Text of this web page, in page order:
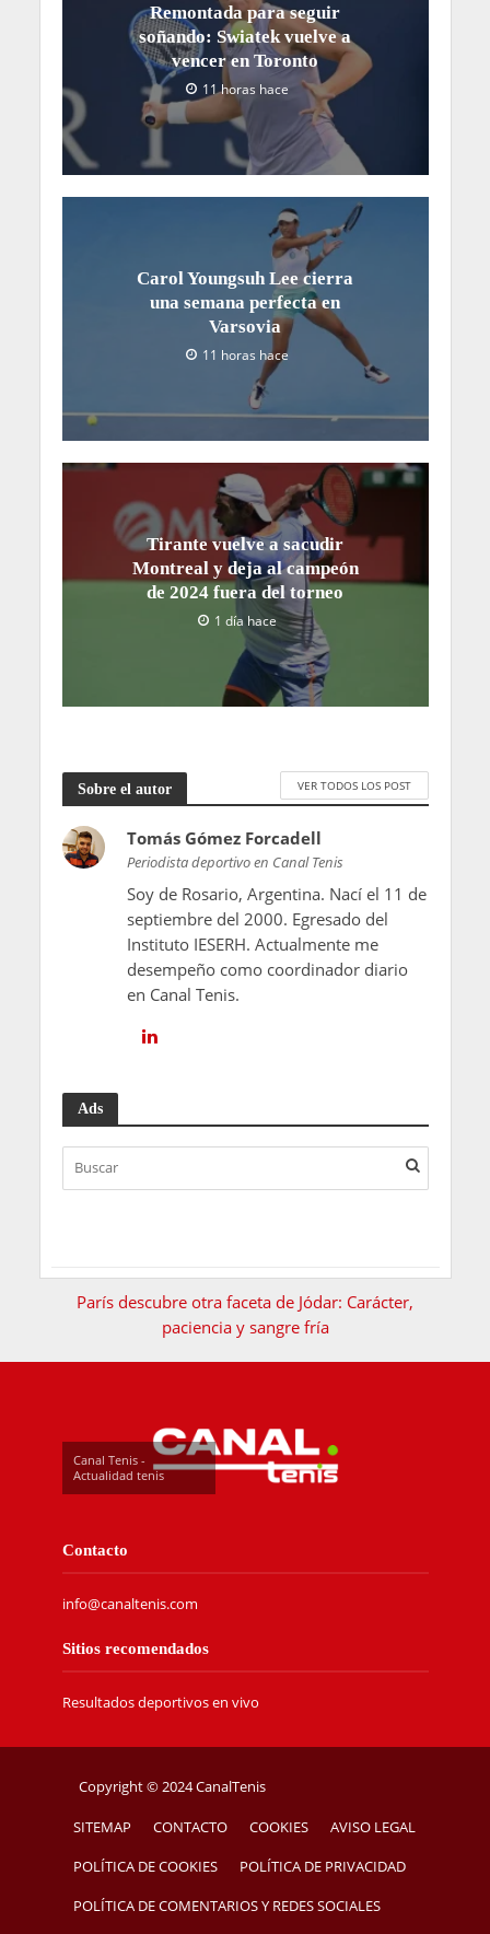
Remontada para seguir
soñando: Swiatek vuelve a
vencer en Toronto
11 horas hace
Carol Youngsuh Lee cierra
una semana perfecta en
Varsovia
11 horas hace
Tirante vuelve a sacudir
Montreal y deja al campeón
de 2024 fuera del torneo
1 día hace
Sobre el autor VER TODOS LOS POST
Tomás Gómez Forcadell
Periodista deportivo en Canal Tenis
Soy de Rosario, Argentina. Nací el 11 de
septiembre del 2000. Egresado del
Instituto IESERH. Actualmente me
desempeño como coordinador diario
en Canal Tenis.
Ads
París descubre otra faceta de Jódar: Carácter,
paciencia y sangre fría
Canal Tenis -
Actualidad tenis
Contacto
info@canaltenis.com
Sitios recomendados
Resultados deportivos en vivo
Copyright © 2024 CanalTenis
SITEMAP CONTACTO COOKIES AVISO LEGAL
POLÍTICA DE COOKIES POLÍTICA DE PRIVACIDAD
POLÍTICA DE COMENTARIOS Y REDES SOCIALES